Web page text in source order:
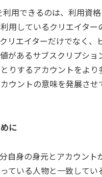
用できるのは、利用資
用しているクリエイタ
リエイターだけでなく
があるサブスクリプシ
りするアカウントをよ
ウントの意味を発展さ
に
自身の身元とアカウン
ている人物と一致して